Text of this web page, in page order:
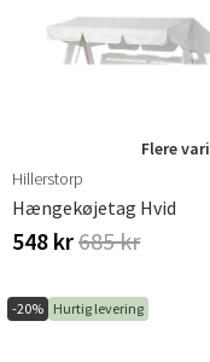
Flere
Hillerstorp
Hængekøjetag Hvid
548 kr685 kr
-20% Hurtig levering